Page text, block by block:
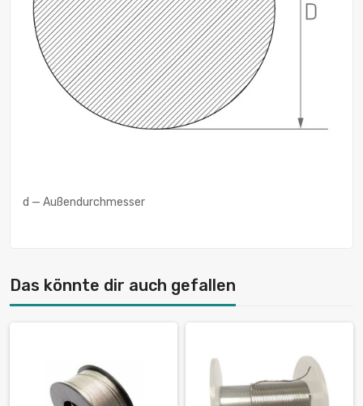
d — Außendurchmesser
Das könnte dir auch gefallen